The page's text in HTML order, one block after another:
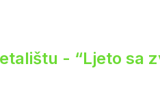
- “Ljeto sa